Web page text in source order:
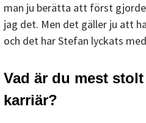
man ju berätta att först
jag det. Men det gäller ju att
och det har Stefan lyckats
Vad är du mest
karriär?